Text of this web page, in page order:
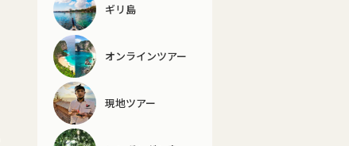
ギリ島
オンラインツアー
現地ツアー